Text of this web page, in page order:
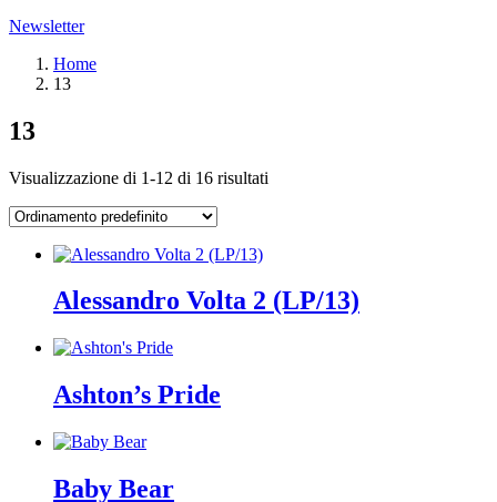
Newsletter
Home
13
13
Visualizzazione di 1-12 di 16 risultati
Alessandro Volta 2 (LP/13)
Ashton’s Pride
Baby Bear